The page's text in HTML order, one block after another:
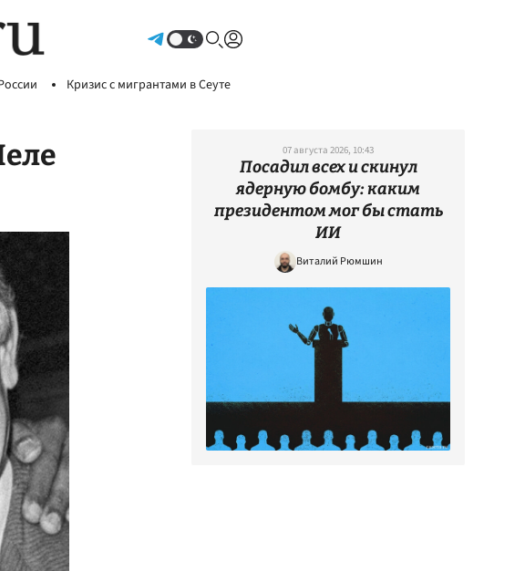
Кризис с мигрантами в Сеуте
07 августа 2026, 10:43
Посадил всех и скинул
ядерную бомбу: каким
президентом мог бы стать
ИИ
Виталий Рюмшин